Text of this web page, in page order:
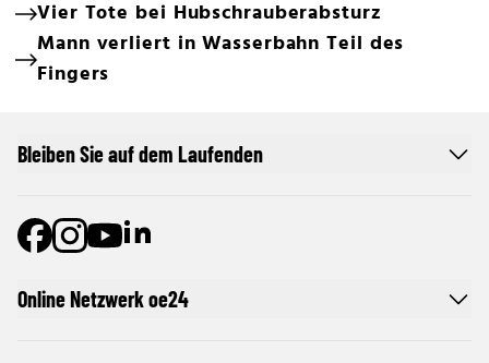
Vier Tote bei Hubschrauberabsturz
Mann verliert in Wasserbahn Teil des
Fingers
Online Netzwerk oe24
Bleiben Sie auf dem Laufenden